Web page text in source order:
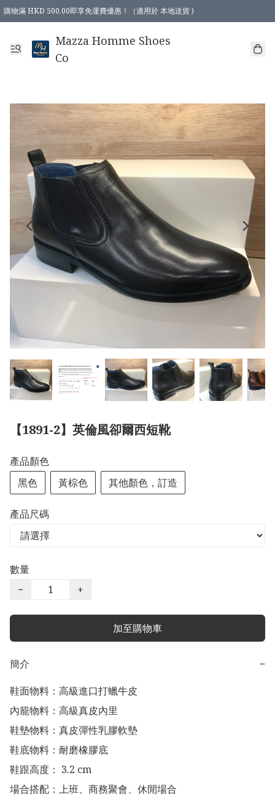
購物滿 HKD 500.00即享免運費優惠！（適用於 本地送貨 )
Mazza Homme Shoes
Co
【1891-2】英倫風卻爾西短靴
產品顏色
黑色
黃棕色 其他顏色，訂造
產品尺碼
數量
−
+
加至購物車
簡介
−
鞋面物料：高級進口打蠟牛皮
內籠物料：高級真皮內里
鞋墊物料：真皮彈性乳膠軟墊
鞋底物料：耐磨橡膠底
鞋跟高度： 3.2 cm
場合搭配：上班、商務聚會、休閒場合